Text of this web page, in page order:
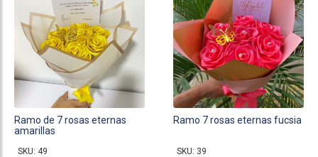
Ramo de 7 rosas eternas
amarillas
SKU: 49
Ramo 7 rosas eternas fucsia
SKU: 39